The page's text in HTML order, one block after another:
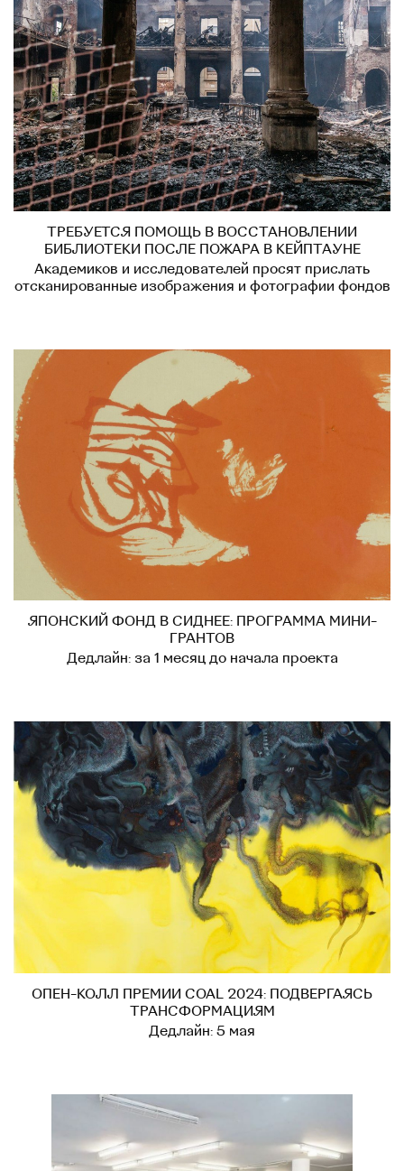
ТРЕБУЕТСЯ ПОМОЩЬ В ВОССТАНОВЛЕНИИ
БИБЛИОТЕКИ ПОСЛЕ ПОЖАРА В КЕЙПТАУНЕ
Академиков и исследователей просят прислать
отсканированные изображения и фотографии фондов
ЯПОНСКИЙ ФОНД В СИДНЕЕ: ПРОГРАММА МИНИ-
ГРАНТОВ
Дедлайн: за 1 месяц до начала проекта
ОПЕН-КОЛЛ ПРЕМИИ COAL 2024: ПОДВЕРГАЯСЬ
ТРАНСФОРМАЦИЯМ
Дедлайн: 5 мая